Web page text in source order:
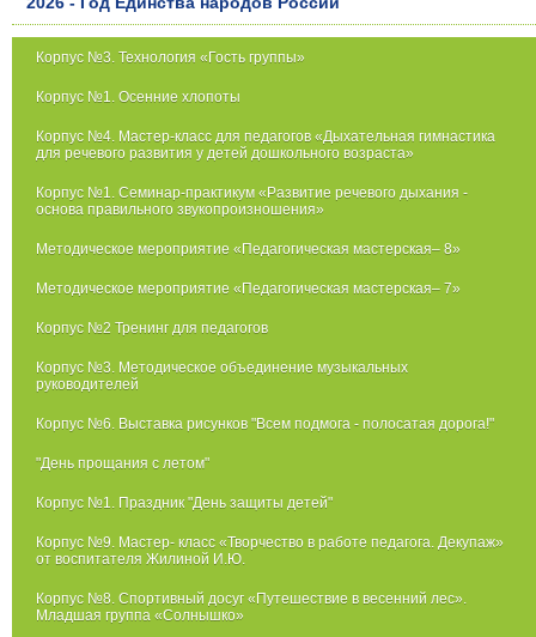
Корпус №3. Технология «Гость группы»
Корпус №1. Осенние хлопоты
Корпус №4. Мастер-класс для педагогов «Дыхательная гимнастика
для речевого развития у детей дошкольного возраста»
Корпус №1. Семинар-практикум «Развитие речевого дыхания -
основа правильного звукопроизношения»
Методическое мероприятие «Педагогическая мастерская– 8»
Методическое мероприятие «Педагогическая мастерская– 7»
Корпус №2 Тренинг для педагогов
Корпус №3. Методическое объединение музыкальных
руководителей
Корпус №6. Выставка рисунков "Всем подмога - полосатая дорога!"
"День прощания с летом"
Корпус №1. Праздник "День защиты детей"
Корпус №9. Мастер- класс «Творчество в работе педагога. Декупаж»
от воспитателя Жилиной И.Ю.
Корпус №8. Спортивный досуг «Путешествие в весенний лес».
Младшая группа «Солнышко»